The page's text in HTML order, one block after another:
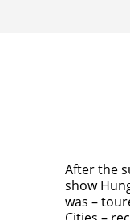
After the
show
was –